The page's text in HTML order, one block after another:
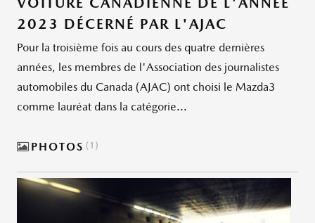
2023 DÉCERNÉ PAR L'AJAC
Pour la troisième fois au cours des quatre dernières
années, les membres de l'Association des journalistes
automobiles du Canada (AJAC) ont choisi le Mazda3
comme lauréat dans la catégorie...
PHOTOS 1